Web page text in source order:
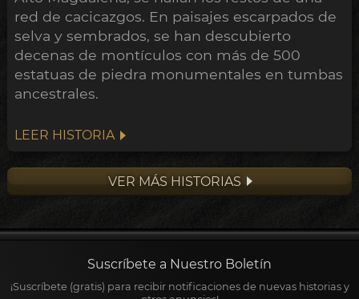
red de cacicazgos. En paisajes escarpados de
selva y sembrados, se han descubierto
decenas de montículos con más de 500
estatuas de piedra monumentales en tumbas
ancestrales.
LEER HISTORIA
VER MÁS HISTORIAS
Suscríbete a Nuestro Boletín
¡Suscríbete (gratis) para recibir notificaciones de nuevas historias y